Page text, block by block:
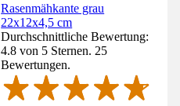
Rasenmähkante grau
22x12x4,5 cm
Durchschnittliche Bewertung:
4.8 von 5 Sternen. 25
Bewertungen.